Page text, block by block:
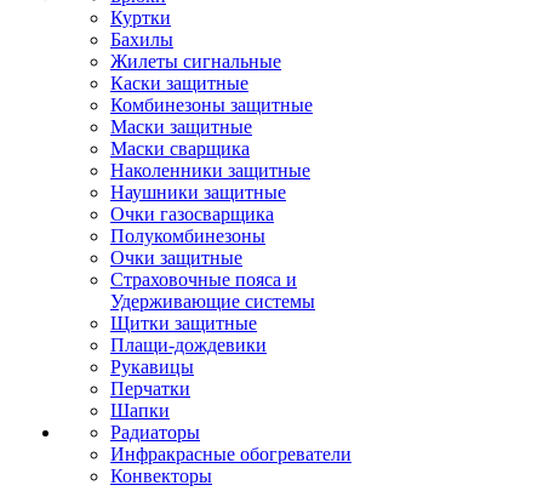
Куртки
Бахилы
Жилеты сигнальные
Каски защитные
Комбинезоны защитные
Маски защитные
Маски сварщика
Наколенники защитные
Наушники защитные
Очки газосварщика
Полукомбинезоны
Очки защитные
Страховочные пояса и
Удерживающие системы
Щитки защитные
Плащи-дождевики
Рукавицы
Перчатки
Шапки
Радиаторы
Инфракрасные обогреватели
Конвекторы